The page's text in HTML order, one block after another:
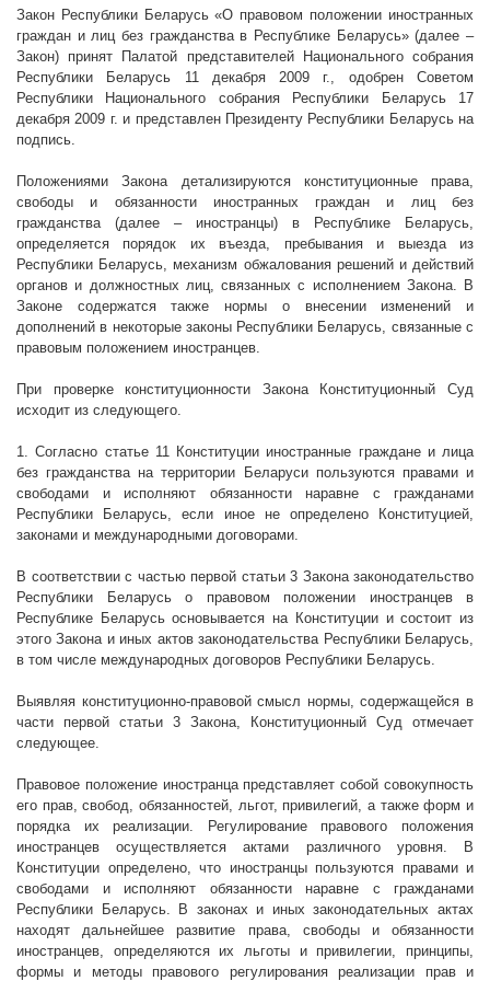
Закон Республики Беларусь «О правовом положении иностранных
граждан и лиц без гражданства в Республике Беларусь» (далее –
Закон) принят Палатой представителей Национального собрания
Республики Беларусь 11 декабря2009 г., одобрен Советом
Республики Национального собрания Республики Беларусь 17
декабря2009 г. и представлен Президенту Республики Беларусь на
подпись.
Положениями Закона детализируются конституционные права,
свободы и обязанности иностранных граждан и лиц без
гражданства (далее – иностранцы) в Республике Беларусь,
определяется порядок их въезда, пребывания и выезда из
Республики Беларусь, механизм обжалования решений и действий
органов и должностных лиц, связанных с исполнением Закона. В
Законе содержатся также нормы о внесении изменений и
дополнений в некоторые законы Республики Беларусь, связанные с
правовым положением иностранцев.
При проверке конституционности Закона Конституционный Суд
исходит из следующего.
1. Согласно статье 11 Конституции иностранные граждане и лица
без гражданства на территории Беларуси пользуются правами и
свободами и исполняют обязанности наравне с гражданами
Республики Беларусь, если иное не определено Конституцией,
законами и международными договорами.
В соответствии с частью первой статьи 3 Закона законодательство
Республики Беларусь о правовом положении иностранцев в
Республике Беларусь основывается на Конституции и состоит из
этого Закона и иных актов законодательства Республики Беларусь,
в том числе международных договоров Республики Беларусь.
Выявляя конституционно-правовой смысл нормы, содержащейся в
части первой статьи 3 Закона, Конституционный Суд отмечает
следующее.
Правовое положение иностранца представляет собой совокупность
его прав, свобод, обязанностей, льгот, привилегий, а также форм и
порядка их реализации. Регулирование правового положения
иностранцев осуществляется актами различного уровня. В
Конституции определено, что иностранцы пользуются правами и
свободами и исполняют обязанности наравне с гражданами
Республики Беларусь. В законах и иных законодательных актах
находят дальнейшее развитие права, свободы и обязанности
иностранцев, определяются их льготы и привилегии, принципы,
формы и методы правового регулирования реализации прав и